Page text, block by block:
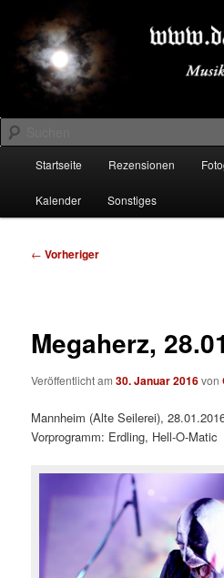
primären
Inhalt
springenDARK-
Suchen
Startseite Rezensionen
Kalender Sonstiges
Beitragsnavigation
← Vorheriger
Megaherz,
Veröffentlicht am30. Januar 2016von
Mannheim (Alte Seilerei),
Vorprogramm: Erdling, Hell-O-Matic